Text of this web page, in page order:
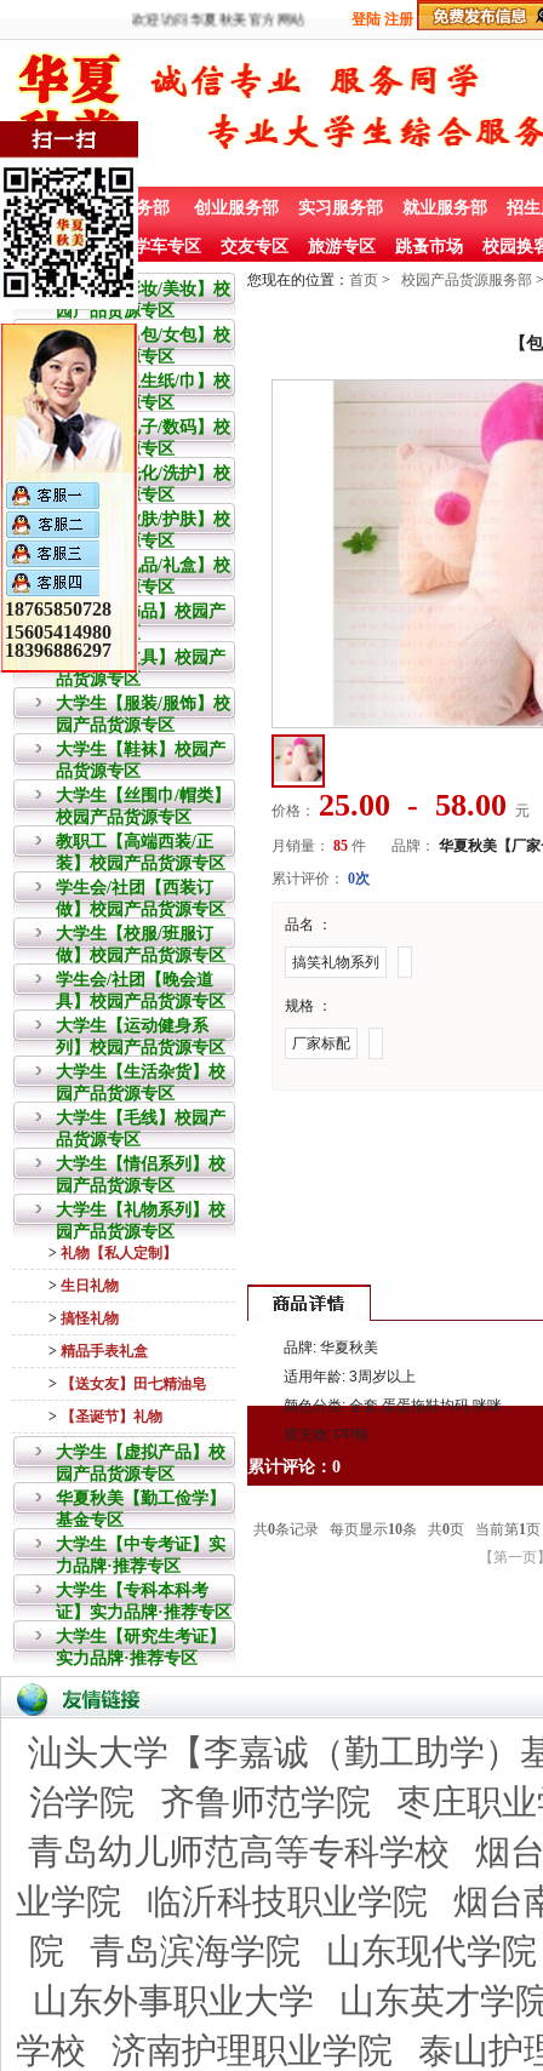
欢迎访问华夏秋美官方网站 登陆 注册
首 页 兼职服务部 创业服务部 实习服务部 就业服务部 招
社团赞助专栏 学车专区 交友专区 旅游专区 跳蚤市场 校园换
大学生【彩妆/美妆】校
园产品货源专区
大学生【男包/女包】校
园产品货源专区
大学生【卫生纸/巾】校
园产品货源专区
大学生【电子/数码】校
园产品货源专区
大学生【洗化/洗护】校
园产品货源专区
大学生【嫩肤/护肤】校
园产品货源专区
教职工【礼品/礼盒】校
园产品货源专区
大学生【饰品】校园产
品货源专区
大学生【文具】校园产
品货源专区
大学生【服装/服饰】校
园产品货源专区
大学生【鞋袜】校园产
品货源专区
大学生【丝围巾/帽类】
校园产品货源专区
教职工【高端西装/正
装】校园产品货源专区
学生会/社团【西装订
做】校园产品货源专区
大学生【校服/班服订
做】校园产品货源专区
学生会/社团【晚会道
具】校园产品货源专区
大学生【运动健身系
列】校园产品货源专区
大学生【生活杂货】校
园产品货源专区
大学生【毛线】校园产
品货源专区
大学生【情侣系列】校
园产品货源专区
大学生【礼物系列】校
园产品货源专区
> 礼物【私人定制】
> 生日礼物
> 搞怪礼物
> 精品手表礼盒
>
【送女友】田七精油皂
>
【圣诞节】礼物
大学生【虚拟产品】校
园产品货源专区
华夏秋美【勤工俭学】
基金专区
大学生【中专考证】实
力品牌·推荐专区
大学生【专科本科考
证】实力品牌·推荐专区
大学生【研究生考证】
实力品牌·推荐专区
您现在的位置： 首页 > 校园产品货源服务部
【
价格： 25.00 - 58.00 元
月销量： 85 件 品牌： 华夏秋美【厂
累计评价： 0次
品名 ：
搞笑礼物系列
规格 ：
厂家标配
品牌: 华夏秋美
适用年龄: 3周岁以上
颜色分类: 全套 蛋蛋拖鞋均码 咪咪拖鞋均码 拖鞋一套均码 抱枕一套 蛋蛋抱枕 咪咪抱枕
填充物: PP棉
累计评论：0
汕头大学【李嘉诚（勤工助学）
治学院
齐鲁师范学院
枣庄职
青岛幼儿师范高等专科学校
烟
业学院
临沂科技职业学院
烟台
院
青岛滨海学院
山东现代学院
山东外事职业大学
山东英才学
学校
济南护理职业学院
泰山护
18765850728
15605414980
18396886297